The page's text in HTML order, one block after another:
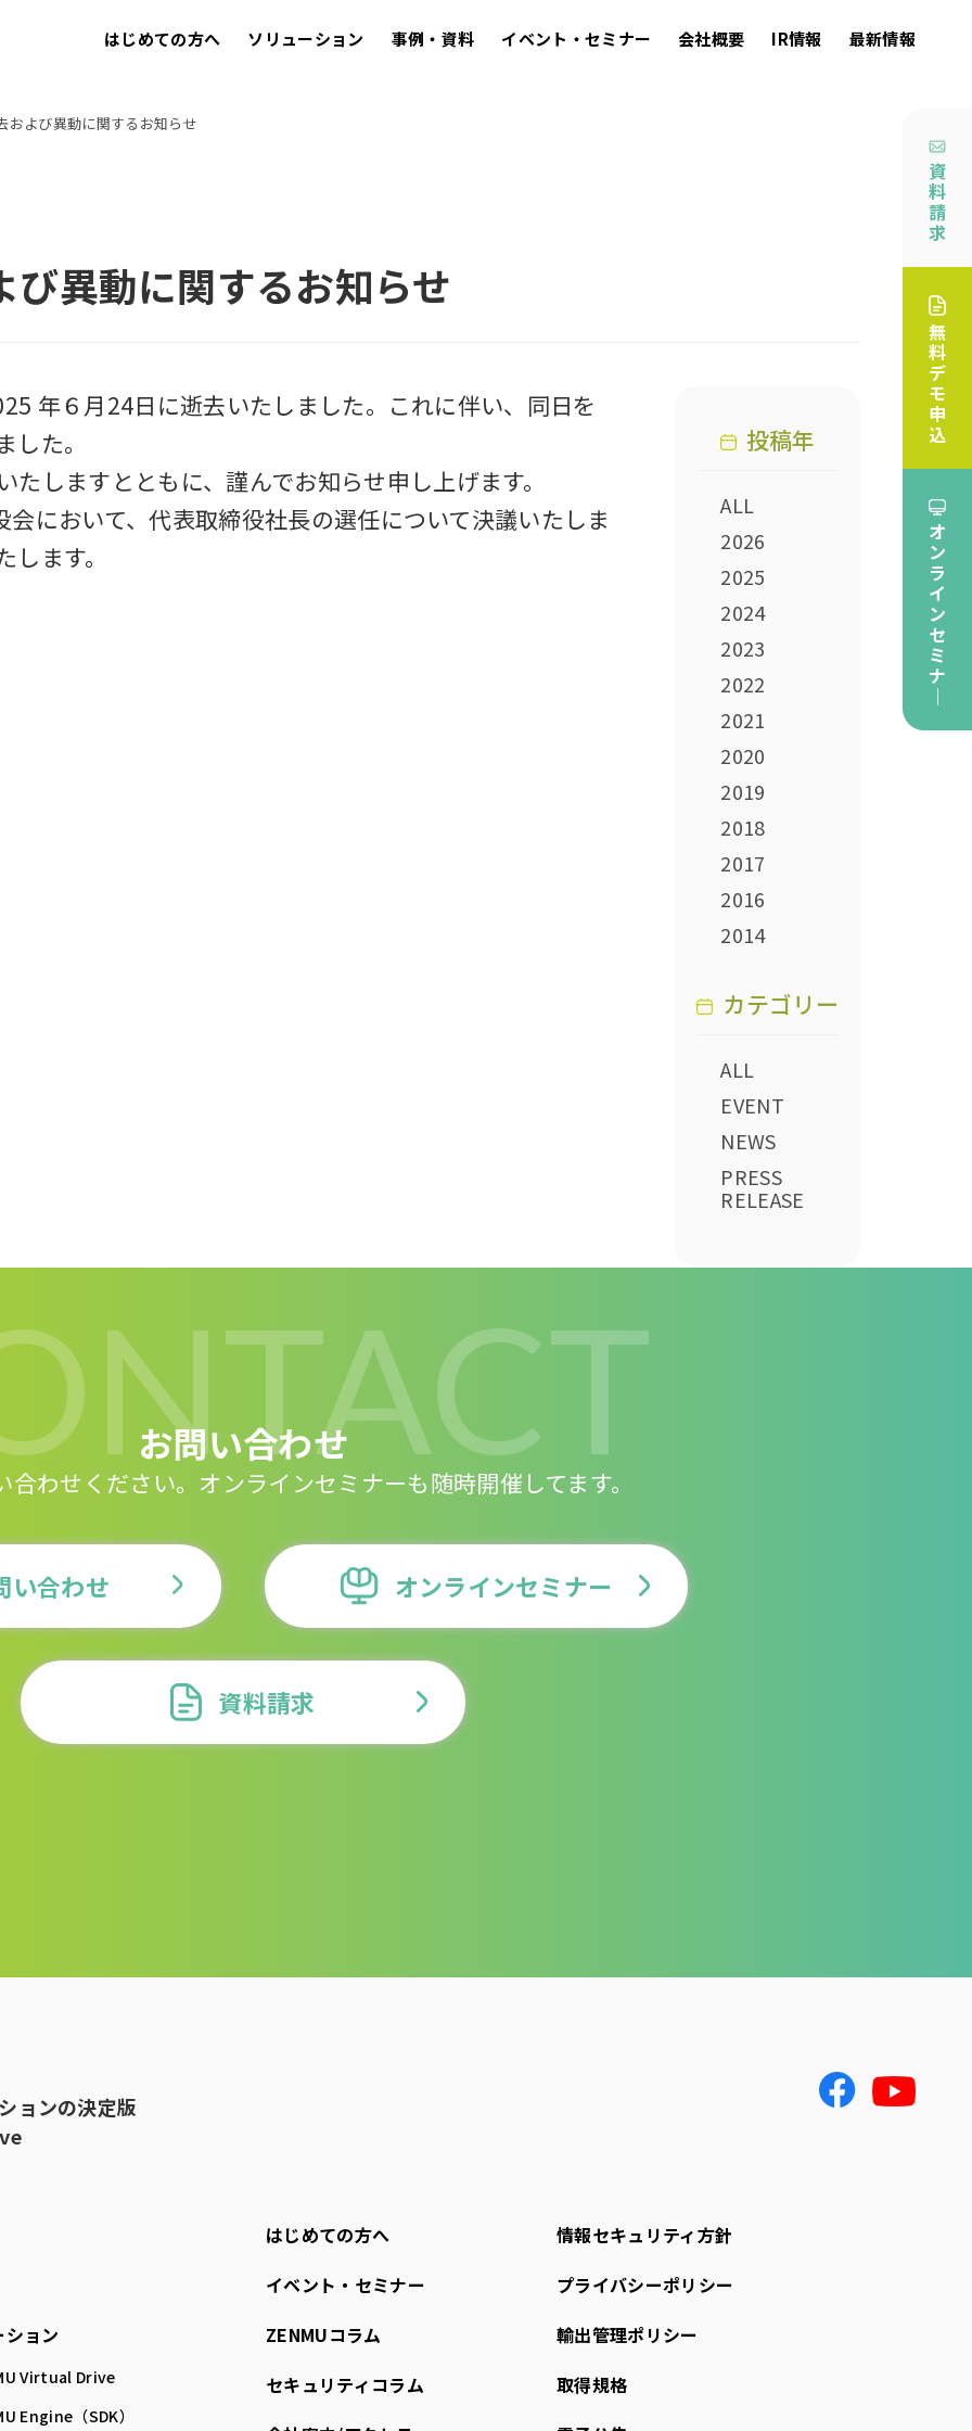
はじめての方へ ソリューション 事例・資料 イベント・セミナー 会社概要 IR情報 最新情報
および異動に関するお知らせ
異動に関するお知らせ
年６月24日に逝去いたしました。これに伴い、同日を
た。
しますとともに、謹んでお知らせ申し上げます。
において、代表取締役社長の選任について決議いたしま
ます。
投稿年
ALL
2026
2025
2024
2023
2022
2021
2020
2019
2018
2017
2016
2014
カテゴリー
ALL
EVENT
NEWS
PRESS
RELEASE
資
料
請
求
無
料
デ
モ
申
込
オ
ン
ラ
イ
ン
セ
ミ
ナ
｜
お問い合わせ
わせください。 オンラインセミナーも随時開催してます。
い合わせ オンラインセミナー
資料請求
ョンの決定版
ョン
Virtual Drive
Engine（SDK）
はじめての方へ
イベント・セミナー
ZENMUコラム
セキュリティコラム
情報セキュリティ方針
プライバシーポリシー
輸出管理ポリシー
取得規格